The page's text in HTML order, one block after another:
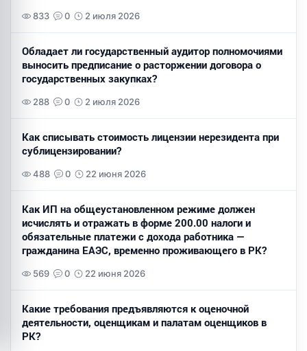
833 0 2 июля 2026
Обладает ли государственный аудитор полномочиями
выносить предписание о расторжении договора о
государственных закупках?
288 0 2 июля 2026
Как списывать стоимость лицензии нерезидента при
сублицензировании?
488 0 22 июня 2026
Как ИП на общеустановленном режиме должен
исчислять и отражать в форме 200.00 налоги и
обязательные платежи с дохода работника —
гражданина ЕАЭС, временно проживающего в РК?
569 0 22 июня 2026
Какие требования предъявляются к оценочной
деятельности, оценщикам и палатам оценщиков в
РК?